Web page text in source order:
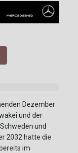
Dezember
und der
und
2032 hatte die
im